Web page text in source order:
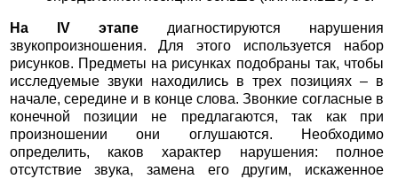
На IV этапедиагностируются нарушения
звукопроизношения. Для этого используется набор
рисунков. Предметы на рисунках подобраны так, чтобы
исследуемые звуки находились в трех позициях – в
начале, середине и в конце слова. Звонкие согласные в
конечной позиции не предлагаются, так как при
произношении они оглушаются. Необходимо
определить, каков характер нарушения: полное
отсутствие звука, замена его другим, искаженное